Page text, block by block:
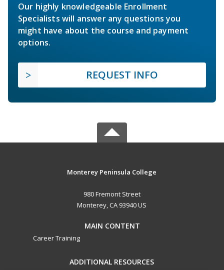
Our highly knowledgeable Enrollment
Specialists will answer any questions you
might have about the course and payment
options.
REQUEST INFO
Monterey Peninsula College
980 Fremont Street
Monterey, CA 93940 US
MAIN CONTENT
Career Training
ADDITIONAL RESOURCES